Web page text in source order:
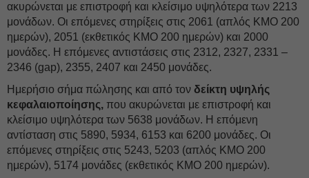
ακυρώνεται με επιστροφή και κλείσιμο υψηλότερα των 2213
μονάδων. Οι επόμενες στηρίξεις στις 2061 (απλός ΚΜΟ 200
ημερών), 2051 (εκθετικός ΚΜΟ 200 ημερών) και 2000
μονάδες. Η επόμενες αντιστάσεις στις 2312, 2327, 2331 –
2346 (gap), 2355, 2407 και 2450 μονάδες.
Ημερήσιο σήμα πώλησης και από τον δείκτη υψηλής
κεφαλαιοποίησης, που ακυρώνεται με επιστροφή και
κλείσιμο υψηλότερα των 5638 μονάδων. Η επόμενη
αντίσταση στις 5890, 5934, 6153 και 6200 μονάδες. Οι
επόμενες στηρίξεις στις 5243, 5203 (απλός ΚΜΟ 200
ημερών), 5174 μονάδες (εκθετικός ΚΜΟ 200 ημερών).